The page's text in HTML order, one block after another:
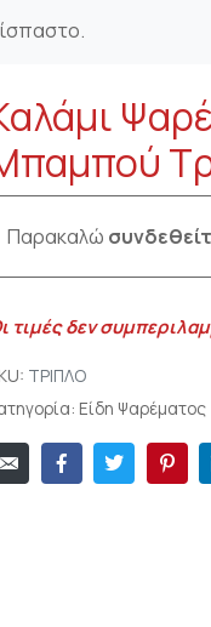
Παρακαλώ
τιμές δεν
ΤΡΙΠΛΟ
Είδη Ψαρέματος